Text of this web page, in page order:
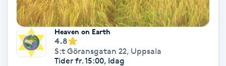
Celluliter
Coachning
Heaven on Earth
4.8
S:t Göransgatan 22, Uppsala
Tider fr. 15:00, Idag